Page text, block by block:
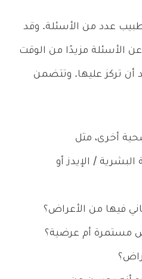
عدد من الأسئلة. وقد
الأسئلة مزيدًا من الوقت
أن تركز عليها. وتتضمن
أخرى، مثل
/ الإيدز أو
فيها من الأعراض؟
مستمرة أم عرضية؟